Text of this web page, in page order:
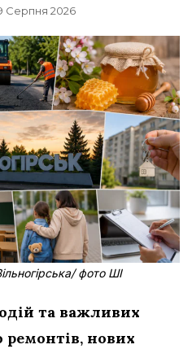
Серпня 2026
фото ШІ
та важливих
ремонтів, нових